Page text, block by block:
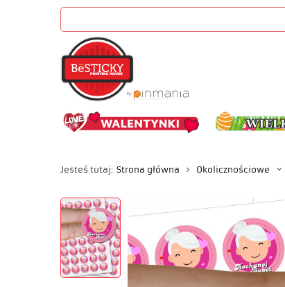
Jesteś tutaj: Strona główna Okolicznościowe